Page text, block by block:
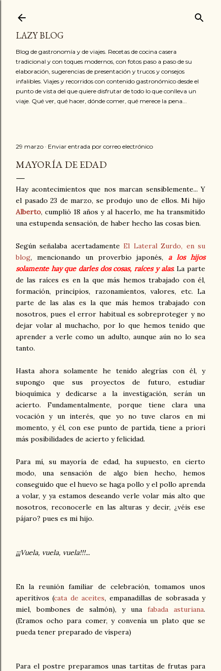
LAZY BLOG
Blog de gastronomía y de viajes. Recetas de cocina casera
tradicional y con toques modernos, con fotos paso a paso de su
elaboración, sugerencias de presentación y trucos y consejos
infalibles. Viajes y recorridos con contenido gastronómico desde el
punto de vista del que quiere disfrutar de todo lo que conlleva un
viaje. Qué ver, qué hacer, dónde comer, qué merece la pena...
29 marzo Enviar entrada por correo electrónico
MAYORÍA DE EDAD
Hay acontecimientos que nos marcan sensiblemente... Y
el pasado 23 de marzo, se produjo uno de ellos. Mi hijo
Alberto, cumplió 18 años y al hacerlo, me ha transmitido
una estupenda sensación, de haber hecho las cosas bien.
Según señalaba acertadamenteEl Lateral Zurdo, en su
blog, mencionando un proverbio japonés,a los hijos
solamente hay que darles dos cosas, raíces y alas. La parte
de las raíces es en la que más hemos trabajado con él,
formación, principios, razonamientos, valores, etc. La
parte de las alas es la que más hemos trabajado con
nosotros, pues el error habitual es sobreproteger y no
dejar volar al muchacho, por lo que hemos tenido que
aprender a verle como un adulto, aunque aún no lo sea
tanto.
Hasta ahora solamente he tenido alegrías con él, y
supongo que sus proyectos de futuro, estudiar
bioquímica y dedicarse a la investigación, serán un
acierto. Fundamentalmente, porque tiene clara una
vocación y un interés, que yo no tuve claros en mi
momento, y él, con ese punto de partida, tiene a priori
más posibilidades de acierto y felicidad.
Para mí, su mayoría de edad, ha supuesto, en cierto
modo, una sensación de algo bien hecho, hemos
conseguido que el huevo se haga pollo y el pollo aprenda
a volar, y ya estamos deseando verle volar más alto que
nosotros, reconocerle en las alturas y decir, ¿véis ese
pájaro? pues es mi hijo.
¡¡¡Vuela, vuela, vuela!!!...
En la reunión familiar de celebración, tomamos unos
aperitivos (cata de aceites, empanadillas de sobrasada y
miel, bombones de salmón), y una fabada asturiana.
(Eramos ocho para comer, y convenía un plato que se
pueda tener preparado de víspera)
Para el postre preparamos unas tartitas de frutas para